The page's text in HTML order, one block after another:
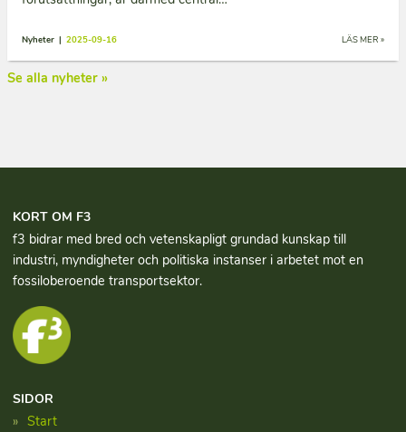
LÄS MER »
Nyheter | 2025-09-16
Se alla nyheter »
KORT OM F3
f3 bidrar med bred och vetenskapligt grundad kun­skap till
industri, myndigheter och politiska instanser i arbetet mot en
fossiloberoende transportsektor.
SIDOR
Start